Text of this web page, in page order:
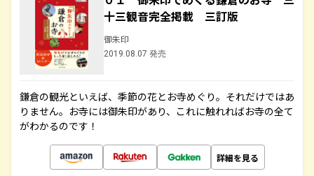
十三観音完全掲載 三訂版
御朱印
2019.08.07 発売
鎌倉の観光といえば、季節の花とお寺めぐり。それだけではあ
りません。お寺には御朱印があり、これに触れればお寺の全て
がわかるのです！
詳細を見る